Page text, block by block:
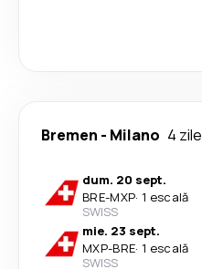
Bremen - Milano 4 zile
dum. 20 sept.
BRE-MXP· 1 escală
SWISS
mie. 23 sept.
MXP-BRE· 1 escală
SWISS